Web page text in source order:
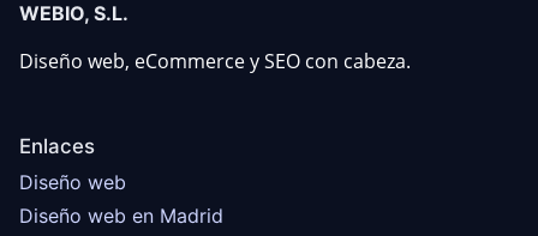
WEBIO, S.L.
Diseño web, eCommerce y SEO con cabeza.
Enlaces
Diseño web
Diseño web en Madrid